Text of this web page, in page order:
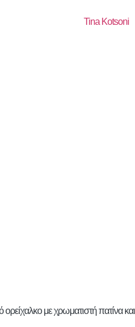
με χρωματιστή πατίνα